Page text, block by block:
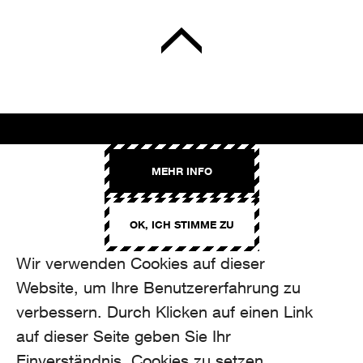
Wir verwenden Cookies auf dieser
Website, um Ihre Benutzererfahrung zu
verbessern. Durch Klicken auf einen Link
auf dieser Seite geben Sie Ihr
OK, ICH STIMME ZU
MEHR INFO
Binzmühlestrasse 170c
CH-8050 Zürich
CONTACT
hello@aroma.ch
+41 44 208 12 29
FOLLOW US